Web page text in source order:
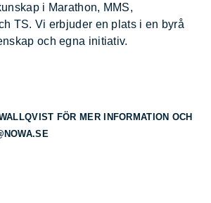
i Marathon, MMS,
TS. Vi erbjuder en plats i en byrå
och egna initiativ.
FÖR MER INFORMATION OCH